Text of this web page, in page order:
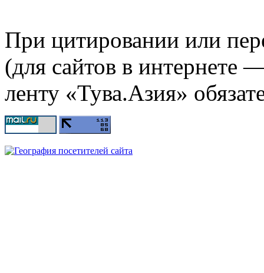
При цитировании или
(для сайтов в интернете
ленту «Тува.Азия»